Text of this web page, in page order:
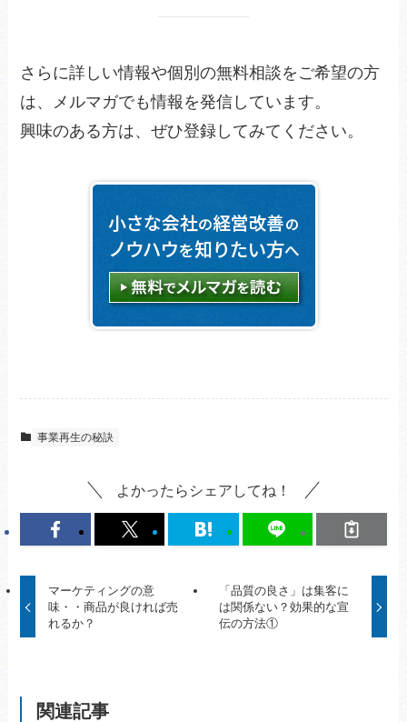
さらに詳しい情報や個別の無料相談をご希望の方
は、メルマガでも情報を発信しています。
興味のある方は、ぜひ登録してみてください。
事業再生の秘訣
よかったらシェアしてね！
マーケティングの意
味・・商品が良ければ売
れるか？
「品質の良さ」は集客に
は関係ない？効果的な宣
伝の方法①
関連記事